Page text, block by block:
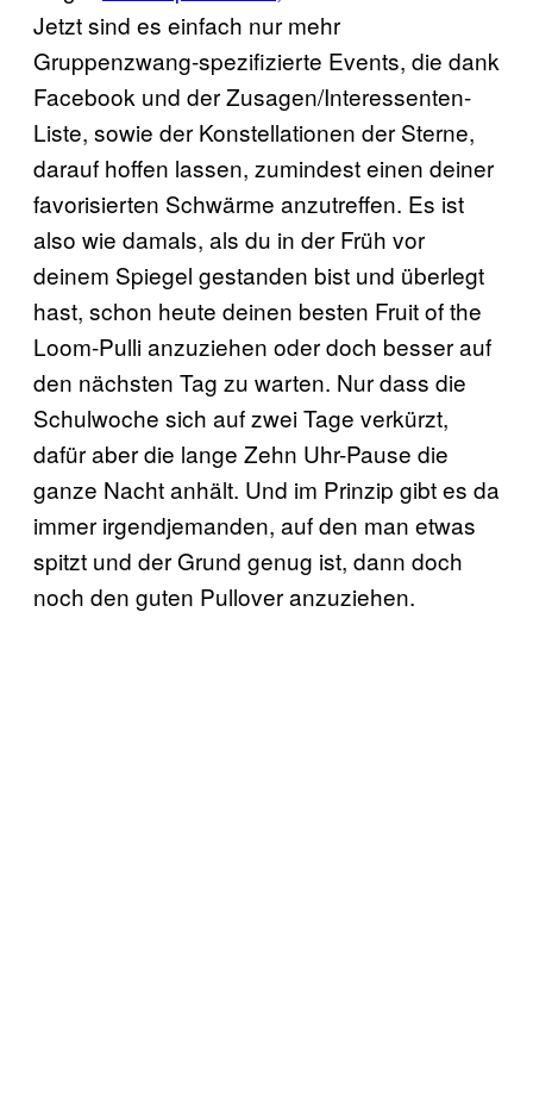
Jetzt sind es einfach nur mehr
Gruppenzwang-spezifizierte Events, die dank
Facebook und der Zusagen/Interessenten-
Liste, sowie der Konstellationen der Sterne,
darauf hoffen lassen, zumindest einen deiner
favorisierten Schwärme anzutreffen. Es ist
also wie damals, als du in der Früh vor
deinem Spiegel gestanden bist und überlegt
hast, schon heute deinen besten Fruit of the
Loom-Pulli anzuziehen oder doch besser auf
den nächsten Tag zu warten. Nur dass die
Schulwoche sich auf zwei Tage verkürzt,
dafür aber die lange Zehn Uhr-Pause die
ganze Nacht anhält. Und im Prinzip gibt es da
immer irgendjemanden, auf den man etwas
spitzt und der Grund genug ist, dann doch
noch den guten Pullover anzuziehen.